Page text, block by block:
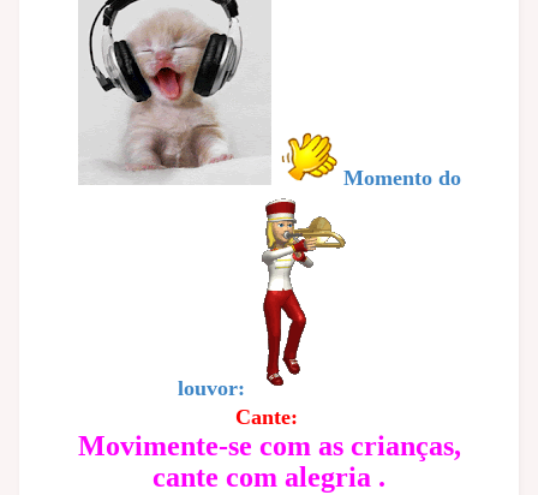
Momento do
louvor:
Cante:
Movimente-se com as crianças,
cante com alegria .